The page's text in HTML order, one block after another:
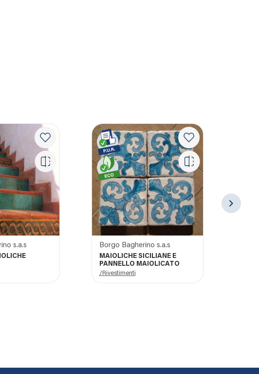
s.a.s Borgo Bagherino s.a.s
MAIOLICHE SICILIANE E
PANNELLO MAIOLICATO
/Rivestimenti